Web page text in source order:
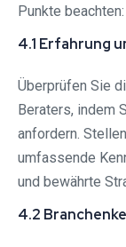
Punkte beachten:
4.1 Erfahrung
Überprüfen Sie
Beraters, indem
anfordern.
umfassende
und bewährte
4.2